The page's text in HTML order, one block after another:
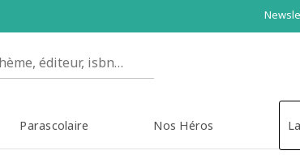
Parascolaire Nos Héros